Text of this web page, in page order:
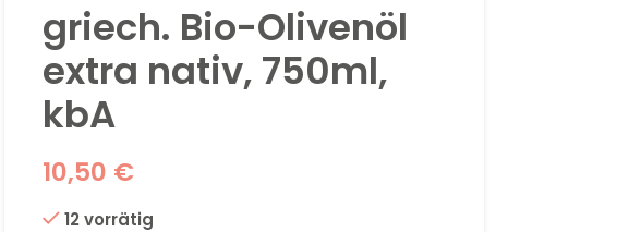
griech. Bio-Olivenöl
extra nativ, 750ml,
kbA
10,50 €
12 vorrätig